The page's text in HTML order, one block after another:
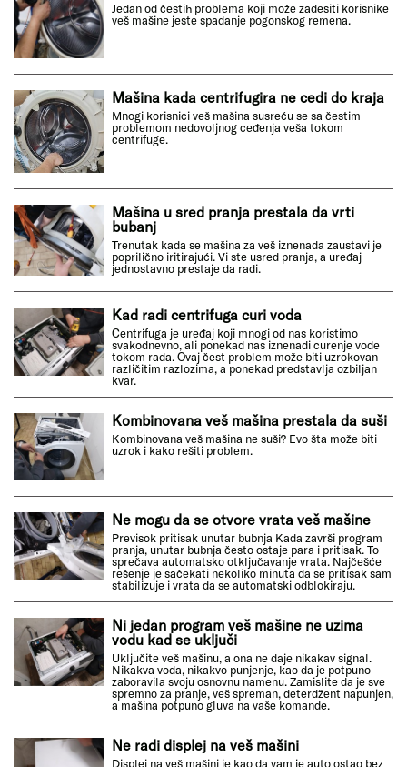
Jedan od čestih problema koji može zadesiti korisnike
veš mašine jeste spadanje pogonskog remena.
Mašina kada centrifugira ne cedi do kraja
Mnogi korisnici veš mašina susreću se sa čestim
problemom nedovoljnog ceđenja veša tokom
centrifuge.
Mašina u sred pranja prestala da vrti
bubanj
Trenutak kada se mašina za veš iznenada zaustavi je
poprilično iritirajući. Vi ste usred pranja, a uređaj
jednostavno prestaje da radi.
Kad radi centrifuga curi voda
Centrifuga je uređaj koji mnogi od nas koristimo
svakodnevno, ali ponekad nas iznenadi curenje vode
tokom rada. Ovaj čest problem može biti uzrokovan
različitim razlozima, a ponekad predstavlja ozbiljan
kvar.
Kombinovana veš mašina prestala da suši
Kombinovana veš mašina ne suši? Evo šta može biti
uzrok i kako rešiti problem.
Ne mogu da se otvore vrata veš mašine
Previsok pritisak unutar bubnja Kada završi program
pranja, unutar bubnja često ostaje para i pritisak. To
sprečava automatsko otključavanje vrata. Najčešće
rešenje je sačekati nekoliko minuta da se pritisak sam
stabilizuje i vrata da se automatski odblokiraju.
Ni jedan program veš mašine ne uzima
vodu kad se uključi
Uključite veš mašinu, a ona ne daje nikakav signal.
Nikakva voda, nikakvo punjenje, kao da je potpuno
zaboravila svoju osnovnu namenu. Zamislite da je sve
spremno za pranje, veš spreman, deterdžent napunjen,
a mašina potpuno gluva na vaše komande.
Ne radi displej na veš mašini
Displej na veš mašini je kao da vam je auto ostao bez